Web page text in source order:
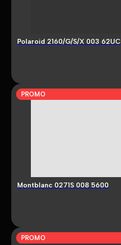
Polaroid 2160/G/S/X 003 62UC
PROMO
Montblanc 0271S 008 5600
PROMO